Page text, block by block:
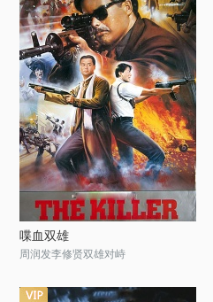
喋血双雄
周润发李修贤双雄对峙